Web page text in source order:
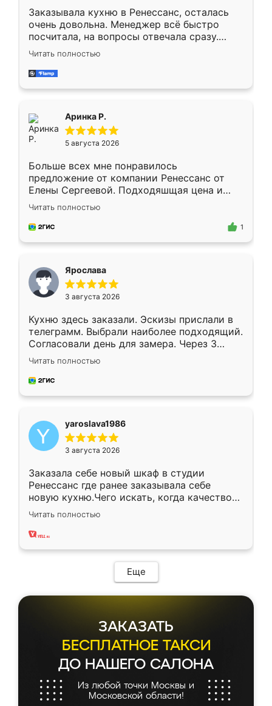
Заказывала кухню в Ренессанс, осталась
очень довольна. Менеджер всё быстро
посчитала, на вопросы отвечала сразу.
Замерщик приехал в субботу, подошёл к
делу со всей ответственностью. Собрали
за день, ребята работали аккуратно, даже
Читать полностью
Аринка Р.
5 августа 2026
Больше всех мне понравилось
предложение от компании Ренессанс от
Елены Сергеевой. Подходяшщая цена и
короткие сроки изготовления. Приехавший
для замера сотрудник Владислав
предложил по моему эскизу самый
Читать полностью
1
Ярослава
3 августа 2026
Кухню здесь заказали. Эскизы прислали в
телеграмм. Выбрали наиболее подходящий.
Согласовали день для замера. Через 3
недели кухня была уже готова. Остались
довольны работой. Спасибо Ренессанс
мебель за качественную работу!
Читать полностью
yaroslava1986
3 августа 2026
Заказала себе новый шкаф в студии
Ренессанс где ранее заказывала себе
новую кухню.Чего искать, когда качеством
вполне довольна. Служит кухня уже почти
два года, нареканий нет.
Читать полностью
Еще
ЗАКАЗАТЬ
БЕСПЛАТНОЕ ТАКСИ
ДО НАШЕГО САЛОНА
Из любой точки Москвы и
Московской области!